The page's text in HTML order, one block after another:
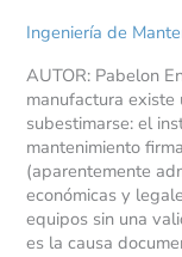
Ingeniería de
AUTOR: Pabelon
manufactura existe
subestimarse: el
mantenimiento
(aparentemente
económicas y
equipos sin una
es la causa
se
en
el
error
más
caro
del
mantenimiento